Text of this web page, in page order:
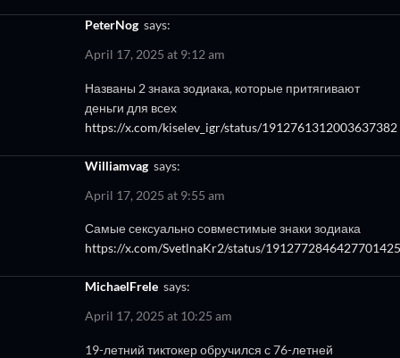
PeterNog says:
April 17, 2025 at 9:12 am
Названы 2 знака зодиака, которые притягивают
деньги для всех
https://x.com/kiselev_igr/status/1912761312003637382
Williamvag says:
April 17, 2025 at 9:55 am
Самые сексуально совместимые знаки зодиака
https://x.com/SvetlnaKr2/status/1912772846427701425
MichaelFrele says:
April 17, 2025 at 10:25 am
19-летний тиктокер обручился с 76-летней